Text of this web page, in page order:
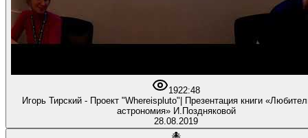
1922:48
Игорь Тирский - Проект "Whereispluto"| Презентация книги «Любительская
астрономия» И.Поздняковой
28.08.2019
🐙